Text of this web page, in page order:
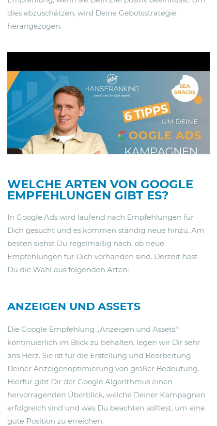
dies abzuschätzen, wird Deine Gebotsstrategie
herangezogen.
WELCHE ARTEN VON GOOGLE
EMPFEHLUNGEN GIBT ES?
In Google Ads wird laufend nach Empfehlungen für
Dich gesucht und es kommen ständig neue hinzu. Am
besten siehst Du regelmäßig nach, ob neue
Empfehlungen für Dich vorhanden sind. Derzeit hast
Du die Wahl aus folgenden Arten:
ANZEIGEN UND ASSETS
Die Google Empfehlung „Anzeigen und Assets“
kontinuierlich im Blick zu behalten, legen wir Dir sehr
ans Herz. Sie ist für die Erstellung und Bearbeitung
Deiner Anzeigenoptimierung von großer Bedeutung.
Hierfür gibt Dir der Google Algorithmus einen
hervorragenden Überblick, welche Deiner Kampagnen
erfolgreich sind und was Du beachten solltest, um eine
gute Position zu erreichen.